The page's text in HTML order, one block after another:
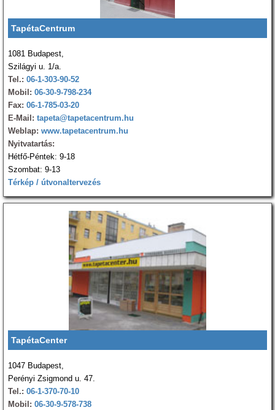
TapétaCentrum
1081 Budapest,
Szilágyi u. 1/a.
Tel.: 06-1-303-90-52
Mobil: 06-30-9-798-234
Fax: 06-1-785-03-20
E-Mail: tapeta@tapetacentrum.hu
Weblap: www.tapetacentrum.hu
Nyitvatartás:
Hétfő-Péntek: 9-18
Szombat: 9-13
Térkép / útvonaltervezés
TapétaCenter
1047 Budapest,
Perényi Zsigmond u. 47.
Tel.: 06-1-370-70-10
Mobil: 06-30-9-578-738